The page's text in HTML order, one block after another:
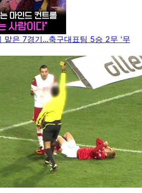
맡은 7경기...축구대표팀 5승 2무 '무